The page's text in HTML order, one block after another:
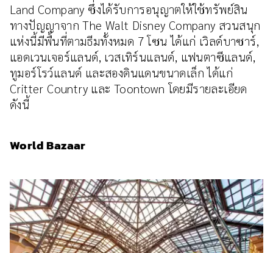
Land Company ซึ่งได้รับการอนุญาตให้ใช้ทรัพย์สิน
ทางปัญญาจาก The Walt Disney Company สวนสนุก
แห่งนี้มีพื้นที่ตามธีมทั้งหมด 7 โซน ได้แก่ เวิลด์บาซาร์,
แอดเวนเจอร์แลนด์, เวสเทิร์นแลนด์, แฟนตาซีแลนด์,
ทูมอร์โรว์แลนด์ และสองดินแดนขนาดเล็ก ได้แก่
Critter Country และ Toontown โดยมีรายละเอียด
ดังนี้
World Bazaar